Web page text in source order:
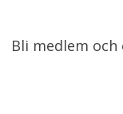
Bli medlem